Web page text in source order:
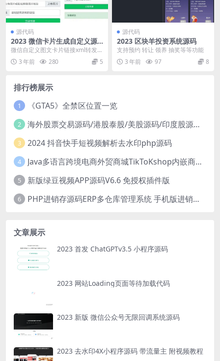
源代码
2023 微信卡片生成自定义源
码
微信自定义图文卡片链接xml转发链
接跳转消息微信卡片生成源码工
具，微信打赏卡片源...
3 年前 280 5
源代码
2023 区块羊投资系统源码
支持预约 转让 领养 抽奖等等功能
3 年前
97 8
排行榜展示
1 《GTA5》全禁区位置一览
2 海外股票交易源码/港股泰股/美股源码/印度股源码/马拉西亚股票源码/国际股票配资
3 2024 抖音快手短视频解析去水印php源码
4 Java多语言跨境电商外贸商城TikToKshop内嵌商城I商家入驻I一键铺
5 新版绿豆视频APP源码V6.6 免授权插件版
6 PHP进销存源码ERP多仓库管理系统 手机版进销存 php网络版进销存小程序
文章展示
2023 首发 ChatGPTv3.5 小程序源码
2023 网站Loading页面等待加载代码
2023 新版 微信公众号无限回调系统源码
2023 去水印4X小程序源码 带流量主 附视频教程